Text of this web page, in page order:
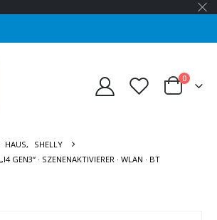
0
HAUS,
SHELLY
GEN3“ · SZENENAKTIVIERER · WLAN · BT